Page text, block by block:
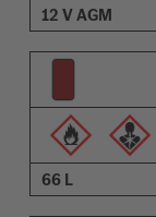
12 V AGM
66 L